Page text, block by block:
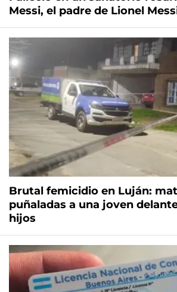
Messi, el padre de Lionel
Brutal femicidio en Luján:
puñaladas a una joven
hijos